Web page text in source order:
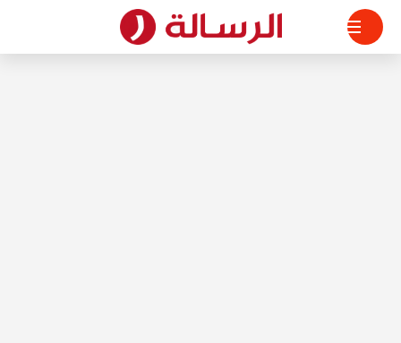
التجاوز
المحتوى